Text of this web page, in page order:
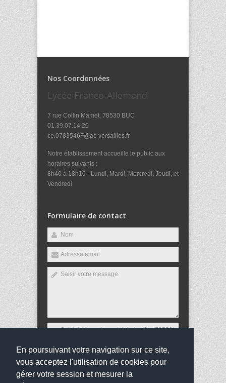
En poursuivant votre navigation sur ce site,
vous acceptez l'utilisation de cookies pour
gérer votre session et mesurer la
Nos Coordonnées
Lycée Franco-Allemand
7 rue Collin Mamet, 78530 BUC
01.39.07.14.20
ce.0783546F@ac-versailles.fr
Notre établissement accueille le public aux
horaires suivants :
8h40 à 18h10 - Lundi, Mardi, Mercredi, Jeudi, et
Vendredi
Formulaire de contact
Envoyer